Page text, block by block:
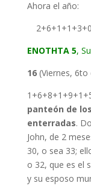
Ahora el año:
ΕΝΟΤΗΤΑ 5,
16(Viernes, 6to
panteón de
enterradas.
John, de 2
30, o sea 33;
o 32, que es el
y su esposo